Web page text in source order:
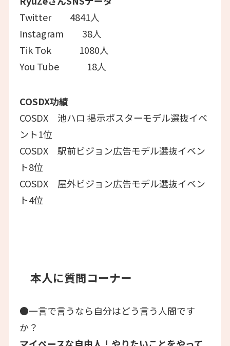
Twitter 4841人
Instagram 38人
Tik Tok 1080人
You Tube 18人
COSDX功績
COSDX 池ハロ 掲示ポスターモデル選抜イベ
ント1位
COSDX 駅前ビジョン広告モデル選抜イベン
ト8位
COSDX 屋外ビジョン広告モデル選抜イベン
ト4位
本人に質問コーナー
●一言で言うなら自分はどう言う人間です
か？
マイペースな自由人！やりたいことをやって